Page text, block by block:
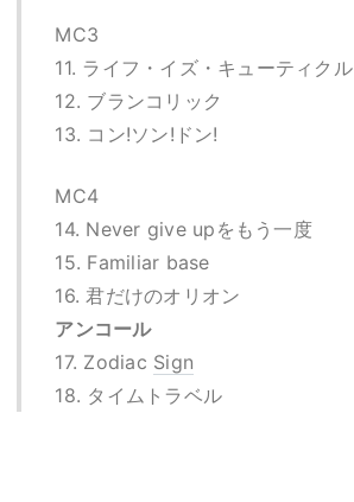
MC3
11. ライフ・イズ・キューティクル
12. ブランコリック
13. コン!ソン!ドン!
MC4
14. Never give upをもう一度
15. Familiar base
16. 君だけのオリオン
アンコール
17. Zodiac Sign
18. タイムトラベル